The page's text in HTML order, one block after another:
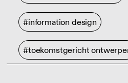
#information design
#toekomstgericht